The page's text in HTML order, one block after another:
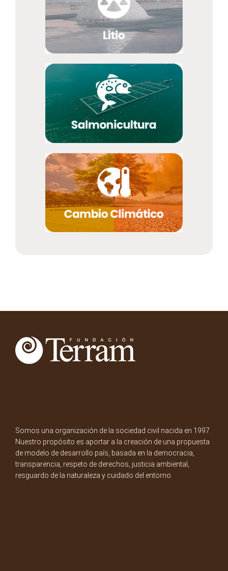
Somos una organización de la sociedad civil nacida en 1997.
Nuestro propósito es aportar a la creación de una propuesta
de modelo de desarrollo país, basada en la democracia,
transparencia, respeto de derechos, justicia ambiental,
resguardo de la naturaleza y cuidado del entorno.